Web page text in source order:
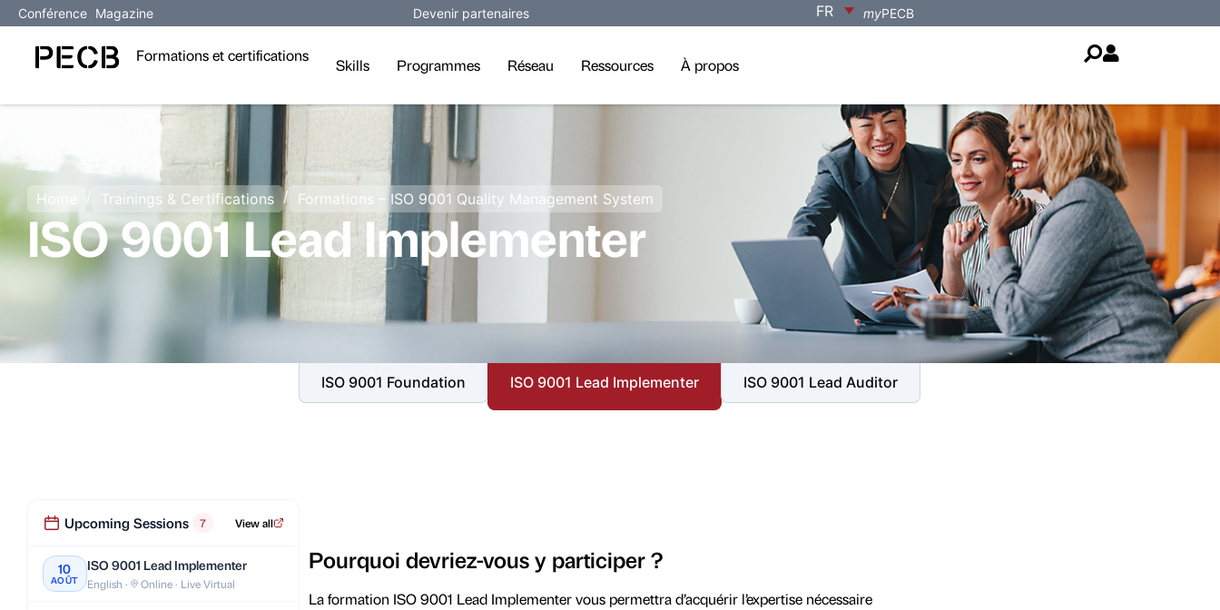
Conférence Magazine Devenir partenaires FR myPECB
Formations et certifications
Skills Programmes Réseau Ressources À propos
Home / Trainings & Certifications / Formations – ISO 9001 Quality Management System
ISO 9001 Lead Implementer
ISO 9001 Foundation ISO 9001 Lead Implementer ISO 9001 Lead Auditor
Upcoming Sessions 7 View all
10
AOÛT
ISO 9001 Lead Implementer
English · Online · Live Virtual
Pourquoi devriez-vous y participer ?
La formation ISO 9001 Lead Implementer vous permettra d’acquérir l’expertise nécessaire